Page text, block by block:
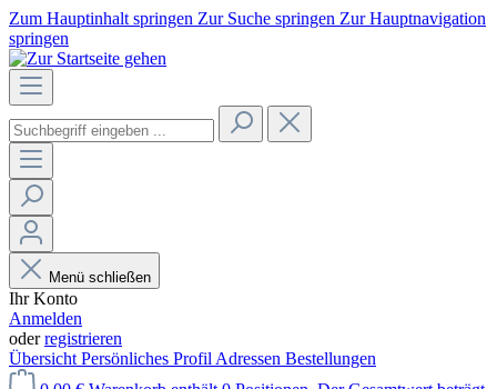
Zum Hauptinhalt springen Zur Suche springen Zur Hauptnavigation
springen
Menü schließen
Ihr Konto
Anmelden
oderregistrieren
Übersicht Persönliches Profil Adressen Bestellungen